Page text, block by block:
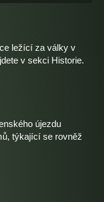
ležící za války v
v sekci Historie.
újezdu
týkající se rovněž